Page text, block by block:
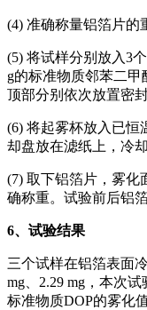
(4) 准确称量铝箔片的
(5) 将试样分别放入3
g的标准物质邻苯二
顶部分别依次放置密
(6) 将起雾杯放入已
却盘放在滤纸上，冷
(7) 取下铝箔片，雾化
确称重。试验前后铝
6、试验结果
三个试样在铝箔表面
mg、2.29 mg，本次试
标准物质DOP的雾化